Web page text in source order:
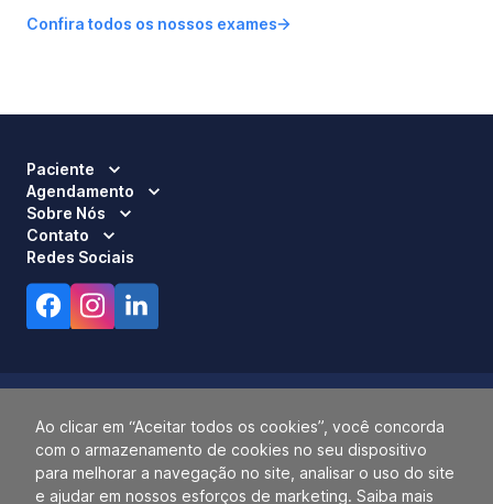
Ao clicar em “Aceitar todos os cookies”, você concorda
com o armazenamento de cookies no seu dispositivo
para melhorar a navegação no site, analisar o uso do site
e ajudar em nossos esforços de marketing. Saiba mais
Confira todos os nossos exames
Paciente
Agendamento
Sobre Nós
Contato
Redes Sociais
Responsável Técnico:
Dra. Luci Mara Barbiero – CRM 120.433/SP
2026 ALLIANÇA. TODOS OS DIREITOS RESERVADOS.
14.055.768/0001-77.